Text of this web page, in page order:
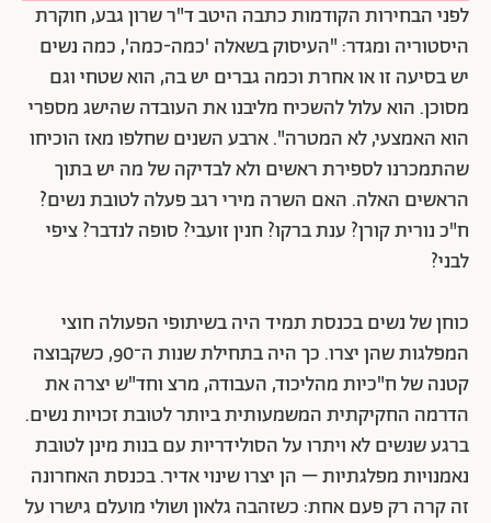
לפני הבחירות הקודמות כתבה היטב ד"ר שרון גבע, חוקרת
היסטוריה ומגדר: "העיסוק בשאלה 'כמה-כמה', כמה נשים
יש בסיעה זו או אחרת וכמה גברים יש בה, הוא שטחי וגם
מסוכן. הוא עלול להשכיח מליבנו את העובדה שהישג מספרי
הוא האמצעי, לא המטרה". ארבע השנים שחלפו מאז הוכיחו
שהתמכרנו לספירת ראשים ולא לבדיקה של מה יש בתוך
הראשים האלה. האם השרה מירי רגב פעלה לטובת נשים?
ח"כ נורית קורן? ענת ברקו? חנין זועבי? סופה לנדבר? ציפי
לבני?
כוחן של נשים בכנסת תמיד היה בשיתופי הפעולה חוצי
המפלגות שהן יצרו. כך היה בתחילת שנות ה־90, כשקבוצה
קטנה של ח"כיות מהליכוד, העבודה, מרצ וחד"ש יצרה את
הדרמה החקיקתית המשמעותית ביותר לטובת זכויות נשים.
ברגע שנשים לא ויתרו על הסולידריות עם בנות מינן לטובת
נאמנויות מפלגתיות – הן יצרו שינוי אדיר. בכנסת האחרונה
זה קרה רק פעם אחת: כשזהבה גלאון ושולי מועלם גישרו על